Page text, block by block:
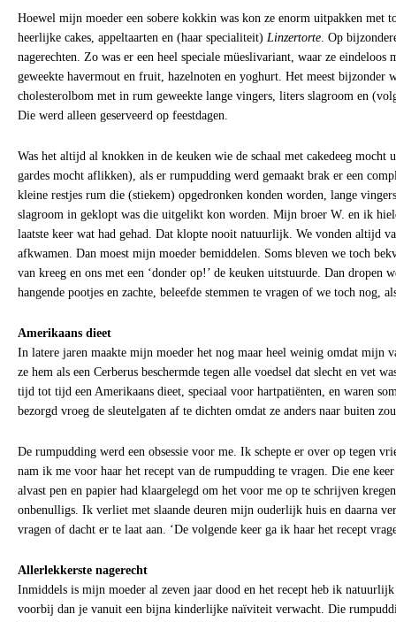
Hoewel mijn moeder een sobere kokkin was kon ze enorm uitpakken met
heerlijke cakes, appeltaarten en (haar specialiteit) Linzertorte. Op
nagerechten. Zo was er een heel speciale müeslivariant, waar ze eindeloos
geweekte havermout en fruit, hazelnoten en yoghurt. Het meest bijzonder
cholesterolbom met in rum geweekte lange vingers, liters slagroom en
Die werd alleen geserveerd op feestdagen.
Was het altijd al knokken in de keuken wie de schaal met cakedeeg
gardes mocht aflikken), als er rumpudding werd gemaakt brak er een
kleine restjes rum die (stiekem) opgedronken konden worden, lange
slagroom in geklopt was die uitgelikt kon worden. Mijn broer W. en ik
laatste keer wat had gehad. Dat klopte nooit natuurlijk. We vonden altijd
afkwamen. Dan moest mijn moeder bemiddelen. Soms bleven we toch
van kreeg en ons met een ‘donder op!’ de keuken uitstuurde. Dan dropen
hangende pootjes en zachte, beleefde stemmen te vragen of we toch nog,
Amerikaans dieet
In latere jaren maakte mijn moeder het nog maar heel weinig omdat mijn
ze hem als een Cerberus beschermde tegen alle voedsel dat slecht en vet
tijd tot tijd een Amerikaans dieet, speciaal voor hartpatiënten, en waren
bezorgd vroeg de sleutelgaten af te dichten omdat ze anders naar buiten
De rumpudding werd een obsessie voor me. Ik schepte er over op tegen
nam ik me voor haar het recept van de rumpudding te vragen. Die ene
alvast pen en papier had klaargelegd om het voor me op te schrijven
onbenulligs. Ik verliet met slaande deuren mijn ouderlijk huis en daarna
vragen of dacht er te laat aan. ‘De volgende keer ga ik haar het recept
Allerlekkerste nagerecht
Inmiddels is mijn moeder al zeven jaar dood en het recept heb ik
voorbij dan je vanuit een bijna kinderlijke naïviteit verwacht. Die